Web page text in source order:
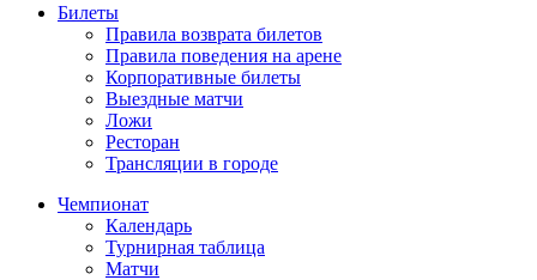
Билеты
Правила возврата билетов
Правила поведения на арене
Корпоративные билеты
Выездные матчи
Ложи
Ресторан
Трансляции в городе
Чемпионат
Календарь
Турнирная таблица
Матчи